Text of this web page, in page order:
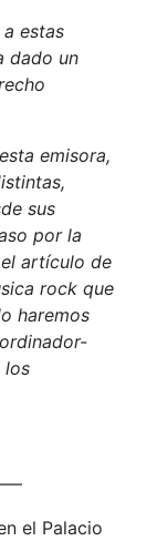
estas
dado un
emisora,
sus
por la
artículo de
rock que
haremos
los
el Palacio